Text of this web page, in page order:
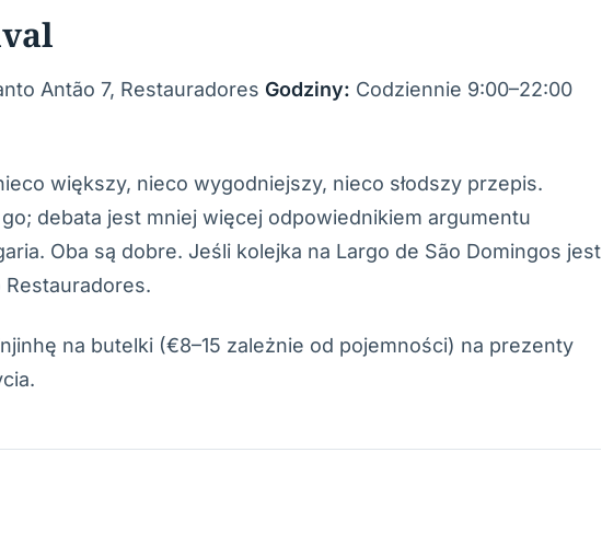
Antão 7, Restauradores Godziny: Codziennie 9:00–22:00
większy, nieco wygodniejszy, nieco słodszy przepis.
debata jest mniej więcej odpowiednikiem argumentu
Oba są dobre. Jeśli kolejka na Largo de São Domingos jest
Restauradores.
na butelki (€8–15 zależnie od pojemności) na prezenty